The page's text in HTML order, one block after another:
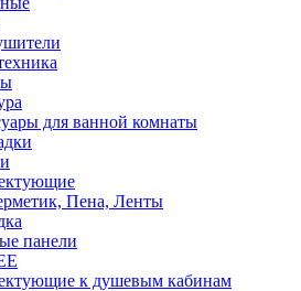
для ванной комнаты
Пена, Ленты
панели
к душевым кабинам